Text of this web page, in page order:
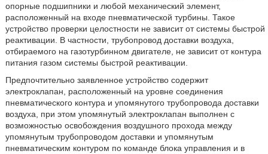
опорные подшипники и любой механический элемент,
расположенный на входе пневматической турбины. Такое
устройство проверки целостности не зависит от системы быстрой
реактивации. В частности, трубопровод доставки воздуха,
отбираемого на газотурбинном двигателе, не зависит от контура
питания газом системы быстрой реактивации.
Предпочтительно заявленное устройство содержит
электроклапан, расположенный на уровне соединения
пневматического контура и упомянутого трубопровода доставки
воздуха, при этом упомянутый электроклапан выполнен с
возможностью освобождения воздушного прохода между
упомянутым трубопроводом доставки и упомянутым
пневматическим контуром по команде блока управления и в